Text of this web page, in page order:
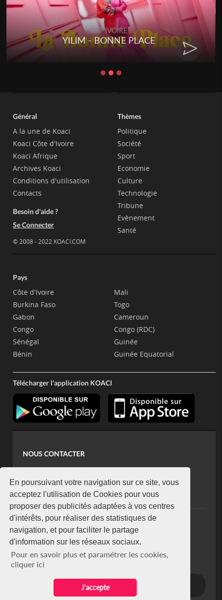
En poursuivant votre navigation sur ce site, vous
acceptez l'utilisation de Cookies pour vous
proposer des publicités adaptées à vos centres
d'intérêts, pour réaliser des statistiques de
navigation, et pour faciliter le partage
d'information sur les réseaux sociaux.
Pour en savoir plus et paramétrer les cookies,
cliquer ici
J'accepte
RAP IVOIRE
YILIM - BONNE PLACE
Général
A la une de Koaci
Koaci Côte d'Ivoire
Koaci Afrique
Archives Koaci
Conditions d'utilisation
Contacts
Besoin d'aide ?
Se Connecter
© 2008 - 2022 KOACI.COM
Thèmes
Politique
Société
Sport
Economie
Culture
Technologie
Tribune
Evènement
Santé
Pays
Côte d'Ivoire
Burkina Faso
Gabon
Congo
Sénégal
Bénin
Mali
Togo
Cameroun
Congo (RDC)
Guinée
Guinée Equatorial
Télécharger l'application KOACI
NOUS CONTACTER
koaci@yahoo.fr
+225 07 08 85 52 93
NEWSLETTER
Restez connecté via notre newsletter
S'abonner
Se désabonner